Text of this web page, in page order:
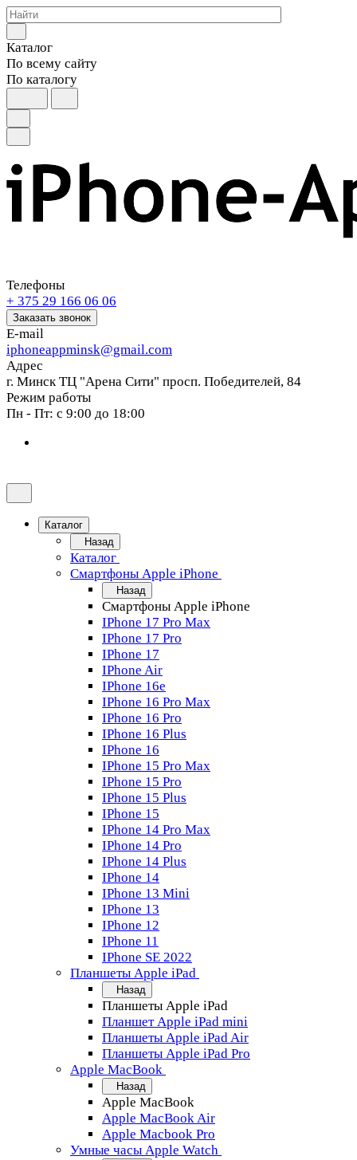
Каталог
По всему сайту
По каталогу
Телефоны
+ 375 29 166 06 06
Заказать звонок
E-mail
iphoneappminsk@gmail.com
Адрес
г. Минск ТЦ "Арена Сити" просп. Победителей, 84
Режим работы
Пн - Пт: с 9:00 до 18:00
Каталог
Назад
Каталог
Смартфоны Apple iPhone
Назад
Смартфоны Apple iPhone
IPhone 17 Pro Max
IPhone 17 Pro
IPhone 17
IPhone Air
IPhone 16e
IPhone 16 Pro Max
IPhone 16 Pro
IPhone 16 Plus
IPhone 16
IPhone 15 Pro Max
IPhone 15 Pro
IPhone 15 Plus
IPhone 15
IPhone 14 Pro Max
IPhone 14 Pro
IPhone 14 Plus
IPhone 14
IPhone 13 Mini
IPhone 13
IPhone 12
IPhone 11
IPhone SE 2022
Планшеты Apple iPad
Назад
Планшеты Apple iPad
Планшет Apple iPad mini
Планшеты Apple iPad Air
Планшеты Apple iPad Pro
Apple MacBook
Назад
Apple MacBook
Apple MacBook Air
Apple Macbook Pro
Умные часы Apple Watch